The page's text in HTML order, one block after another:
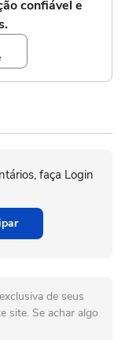
confiável e
faça Login
de seus
site. Se achar algo